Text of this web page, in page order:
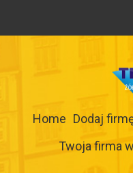
Home Dodaj
Twoja firma